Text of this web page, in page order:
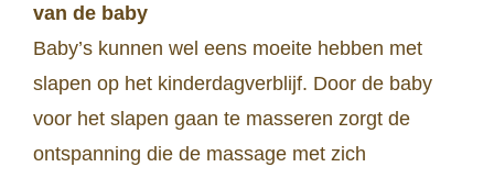
van de baby
Baby’s kunnen wel eens moeite hebben met
slapen op het kinderdagverblijf. Door de baby
voor het slapen gaan te masseren zorgt de
ontspanning die de massage met zich